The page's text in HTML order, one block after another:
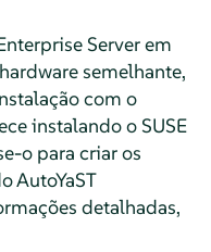
Serverem
semelhante,
com o
instalando o SUSE
o para criar os
AutoYaST
detalhadas,